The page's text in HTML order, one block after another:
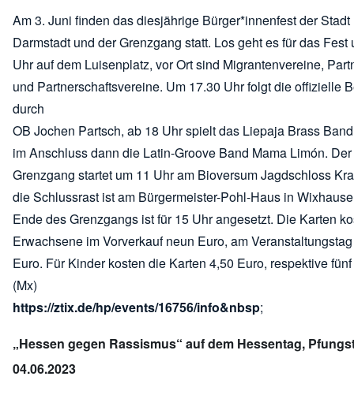
Am 3. Juni finden das diesjährige Bürger*innenfest der Stadt
Darmstadt und der Grenzgang statt. Los geht es für das Fest
Uhr auf dem Luisenplatz, vor Ort sind Migrantenvereine,
und Partnerschaftsvereine. Um 17.30 Uhr folgt die offizielle
durch
OB Jochen Partsch, ab 18 Uhr spielt das Liepaja Brass
im Anschluss dann die Latin-Groove Band Mama Limón. Der
Grenzgang startet um 11 Uhr am Bioversum Jagdschloss
die Schlussrast ist am Bürgermeister-Pohl-Haus in
Ende des Grenzgangs ist für 15 Uhr angesetzt. Die Karten
Erwachsene im Vorverkauf neun Euro, am
Euro. Für Kinder kosten die Karten 4,50 Euro, respektive
(Mx)
https://ztix.de/hp/events/16756/info&nbsp;
„Hessen gegen Rassismus“ auf dem Hessentag,
04.06.2023